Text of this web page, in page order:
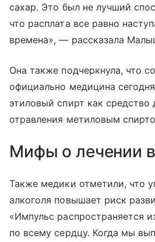
сахар. Это был не лучший
что расплата все равно
времена», — рассказала
Она также подчеркнула, что
официально медицина
этиловый спирт как средство
отравления метиловым
Мифы о лечении
Также медики отметили, что
алкоголя повышает риск
«Импульс распространяется
по всему сердцу. Когда мы